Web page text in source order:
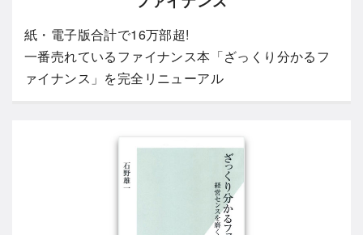
紙・電子版合計で16万部超!
一番売れているファイナンス本「ざっくり分かるフ
ァイナンス」を完全リニューアル